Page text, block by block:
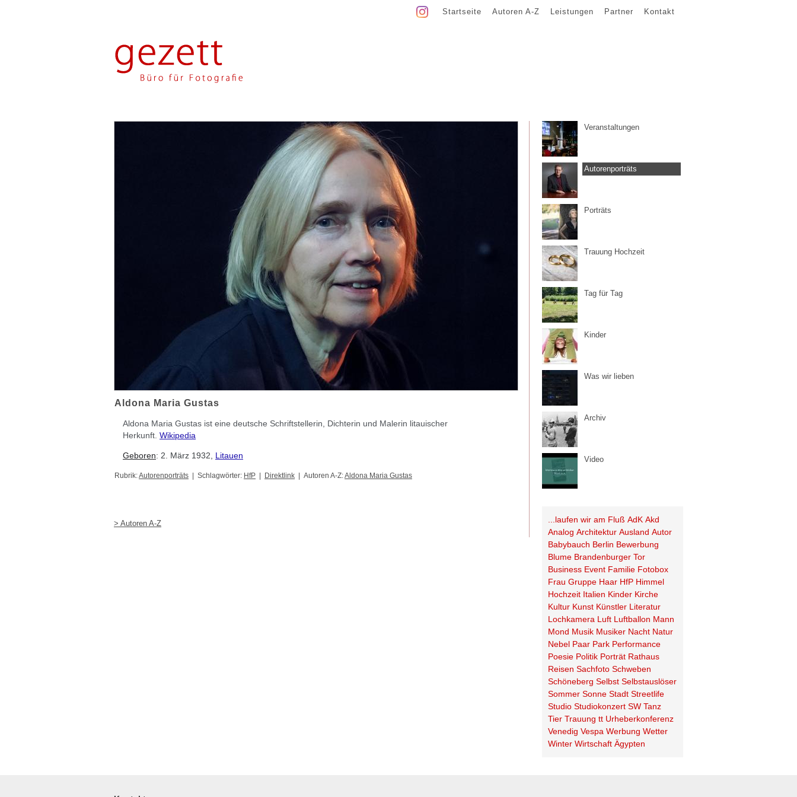
Startseite Autoren A-Z Leistungen Partner Kontakt
Aldona Maria Gustas
Aldona Maria Gustas ist eine deutsche Schriftstellerin, Dichterin und Malerin litauischer
Herkunft. Wikipedia
Geboren: 2. März 1932, Litauen
Rubrik:Autorenporträts | Schlagwörter: HfP Direktlink | Autoren A-Z:Aldona Maria Gustas
> Autoren A-Z
Veranstaltungen
Autorenporträts
Porträts
Trauung Hochzeit
Tag für Tag
Kinder
Was wir lieben
Archiv
Video
...laufen wir am Fluß AdK Akd
Analog Architektur Ausland Autor
Babybauch Berlin Bewerbung
Blume Brandenburger Tor
Business Event Familie Fotobox
Frau Gruppe Haar HfP Himmel
Hochzeit Italien Kinder Kirche
Kultur Kunst Künstler Literatur
Lochkamera Luft Luftballon Mann
Mond Musik Musiker Nacht Natur
Nebel Paar Park Performance
Poesie Politik Porträt Rathaus
Reisen Sachfoto Schweben
Schöneberg Selbst Selbstauslöser
Sommer Sonne Stadt Streetlife
Studio Studiokonzert SW Tanz
Tier Trauung tt Urheberkonferenz
Venedig Vespa Werbung Wetter
Winter Wirtschaft Ägypten